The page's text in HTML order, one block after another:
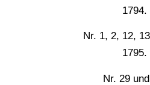
1794.
Nr. 1, 2, 12,
1795.
Nr. 29